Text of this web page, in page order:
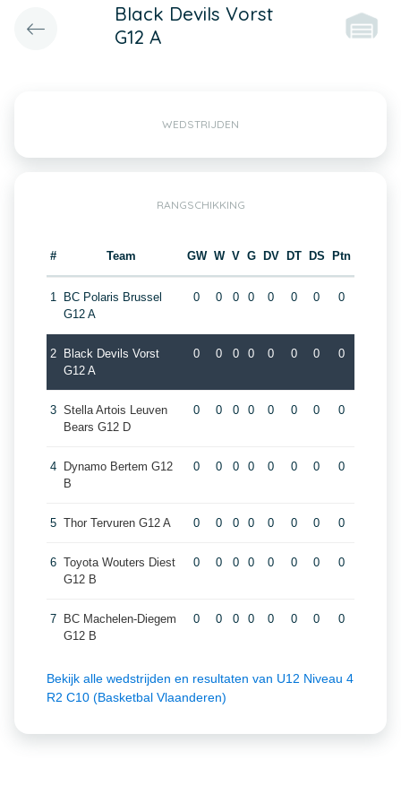
Black Devils Vorst
G12 A
WEDSTRIJDEN
RANGSCHIKKING
# Team GW W V G DV DT DS Ptn
1
BC Polaris Brussel
G12 A
0 0 0 0 0 0 0 0
2
Black Devils Vorst
G12 A
0 0 0 0 0 0 0 0
3 Stella Artois Leuven
Bears G12 D
0 0 0 0 0 0 0 0
4
Dynamo Bertem G12
B
0 0 0 0 0 0 0 0
5 Thor Tervuren G12 A 0 0 0 0 0 0 0 0
6 Toyota Wouters Diest
G12 B
0 0 0 0 0 0 0 0
7
BC Machelen-Diegem
G12 B
0 0 0 0 0 0 0 0
Bekijk alle wedstrijden en resultaten van U12 Niveau 4
R2 C10 (Basketbal Vlaanderen)